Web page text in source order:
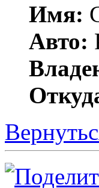
Имя:
Авто: